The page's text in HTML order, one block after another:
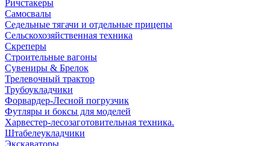
Ричстакеры
Самосвалы
Седельные тягачи и отдельные прицепы
Сельскохозяйственная техника
Скреперы
Строительные вагоны
Сувениры & Брелок
Трелевочный трактор
Трубоукладчики
Форвардер-Лесной погрузчик
Футляры и боксы для моделей
Харвестер-лесозаготовительная техника.
Штабелеукладчики
Экскаваторы